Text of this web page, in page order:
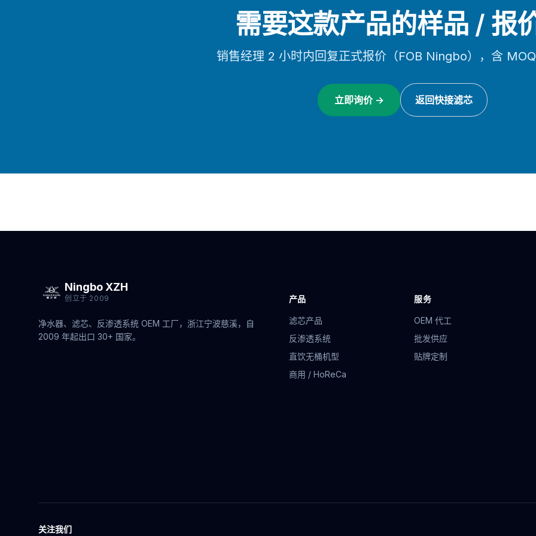
需要这款产品的样品 / 报
销售经理 2 小时内回复正式报价（FOB Ningbo），含 MOQ
立即询价 → 返回快接滤芯
Ningbo XZH
创立于 2009
净水器、滤芯、反渗透系统 OEM 工厂，浙江宁波慈溪，自
2009 年起出口 30+ 国家。
产品
滤芯产品
反渗透系统
直饮无桶机型
商用 / HoReCa
服务
OEM 代工
批发供应
贴牌定制
关注我们